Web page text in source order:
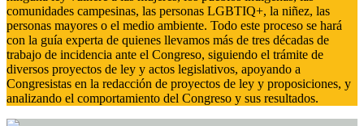
comunidades campesinas, las personas LGBTIQ+, la niñez, las
personas mayores o el medio ambiente. Todo este proceso se hará
con la guía experta de quienes llevamos más de tres décadas de
trabajo de incidencia ante el Congreso, siguiendo el trámite de
diversos proyectos de ley y actos legislativos, apoyando a
Congresistas en la redacción de proyectos de ley y proposiciones, y
analizando el comportamiento del Congreso y sus resultados.